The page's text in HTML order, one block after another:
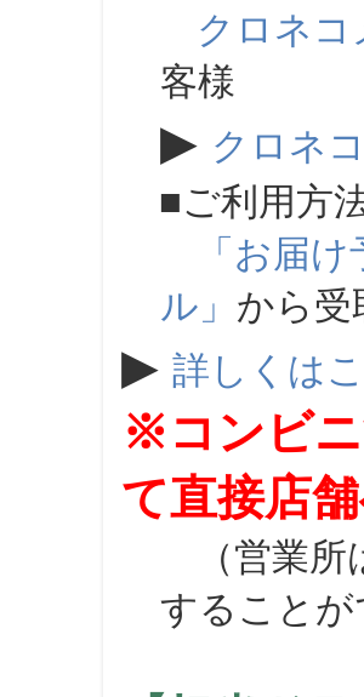
クロネ
客様
▶ クロネ
■ご利用方
「お届
ル」 から受
▶ 詳しくは
※コンビ
て直接店
（営業所
すること